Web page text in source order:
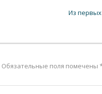
Из
Обязательные поля помечены